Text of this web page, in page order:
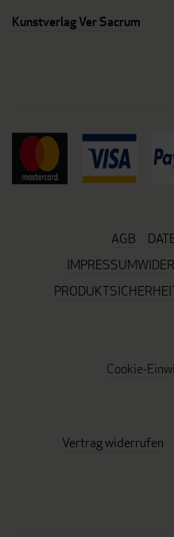
Kunstverlag Ver Sacrum
AGB
IMPRESSUM
Cookie-
Vertrag widerrufen